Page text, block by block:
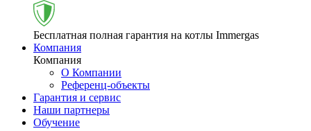
Бесплатная полная гарантия на котлы Immergas
Компания
Компания
О Компании
Референц-объекты
Гарантия и сервис
Наши партнеры
Обучение